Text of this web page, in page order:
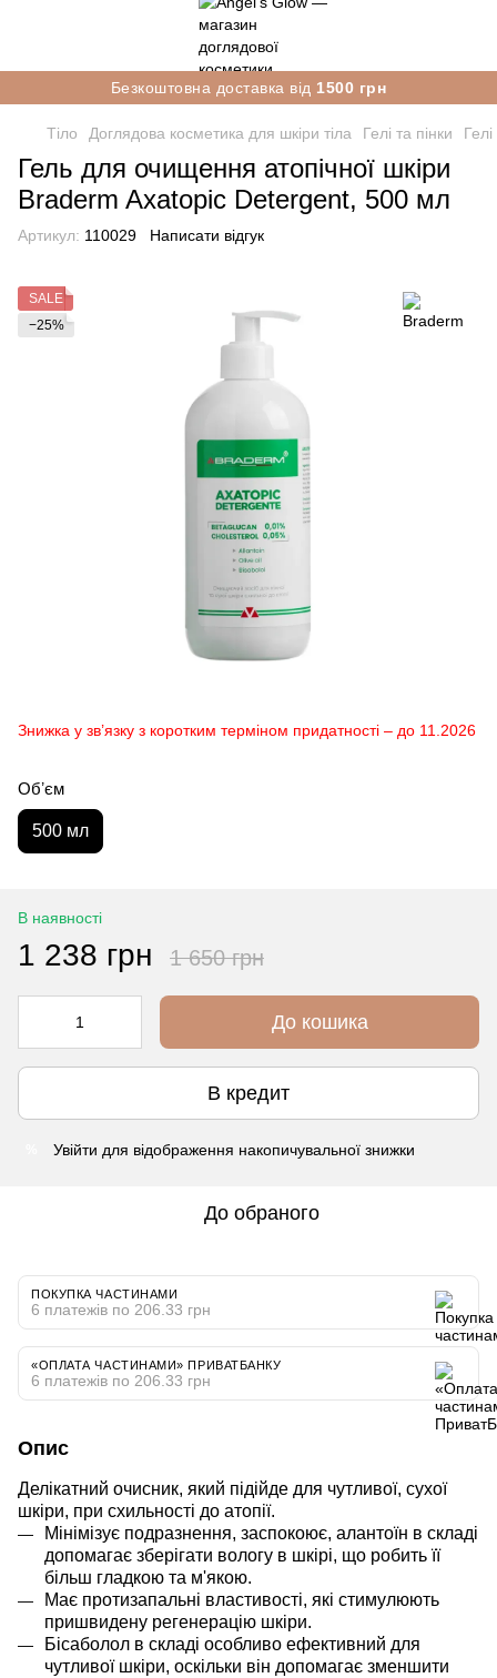
Безкоштовна доставка від 1500 грн
Тіло Доглядова косметика для шкіри тіла Гелі та пінки
Гель для очищення атопічної шкіри
Braderm Axatopic Detergent, 500 мл
Артикул: 110029 Написати відгук
SALE
−25%
Знижка у зв’язку з коротким терміном придатності – до 11.2026
Обʼєм
500 мл
В наявності
1 238 грн 1 650 грн
До кошика
В кредит
Увійти для відображення накопичувальної знижки
До обраного
ПОКУПКА ЧАСТИНАМИ
6 платежів по 206.33 грн
«ОПЛАТА ЧАСТИНАМИ» ПРИВАТБАНКУ
6 платежів по 206.33 грн
Опис
Делікатний очисник, який підійде для чутливої, сухої
шкіри, при схильності до атопії.
Мінімізує подразнення, заспокоює, алантоїн в складі
допомагає зберігати вологу в шкірі, що робить її
більш гладкою та м'якою.
Має протизапальні властивості, які стимулюють
пришвидену регенерацію шкіри.
Бісаболол в складі особливо ефективний для
чутливої шкіри, оскільки він допомагає зменшити